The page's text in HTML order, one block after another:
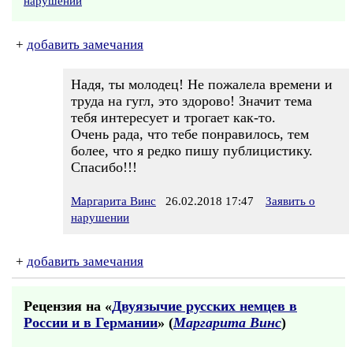
+ добавить замечания
Надя, ты молодец! Не пожалела времени и
труда на гугл, это здорово! Значит тема
тебя интересует и трогает как-то.
Очень рада, что тебе понравилось, тем
более, что я редко пишу публицистику.
Спасибо!!!
Маргарита Винс 26.02.2018 17:47
Заявить о
нарушении
+ добавить замечания
Рецензия на «Двуязычие русских немцев в
России и в Германии» (Маргарита Винс)